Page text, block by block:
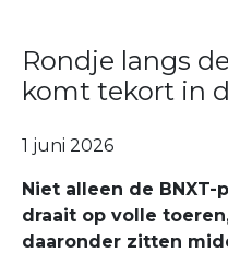
Rondje langs
komt tekort in
1 juni 2026
Niet alleen de
draait op volle
daaronder zitten